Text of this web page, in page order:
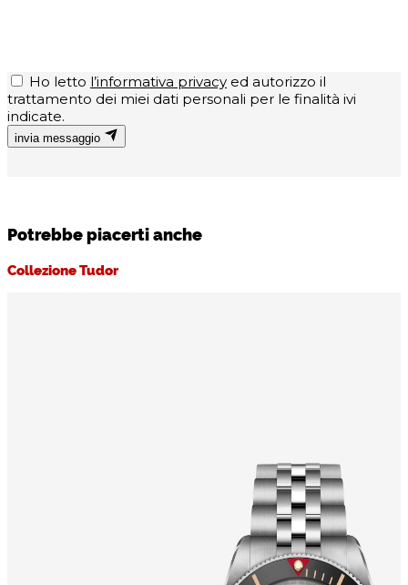
Ho letto l’informativa privacy ed autorizzo il
trattamento dei miei dati personali per le finalità ivi
indicate.
invia messaggio
Potrebbe piacerti anche
Collezione Tudor